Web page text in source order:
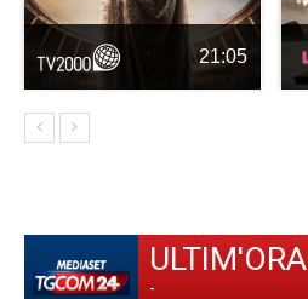
21:05
ULTIM'ORA
-